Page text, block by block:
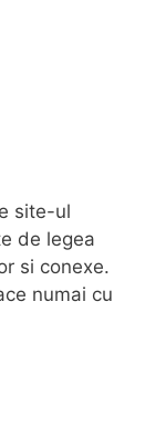
site-ul
de legea
si conexe.
numai cu